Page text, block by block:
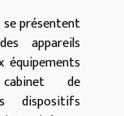
présentent
appareils
de
dispositifs